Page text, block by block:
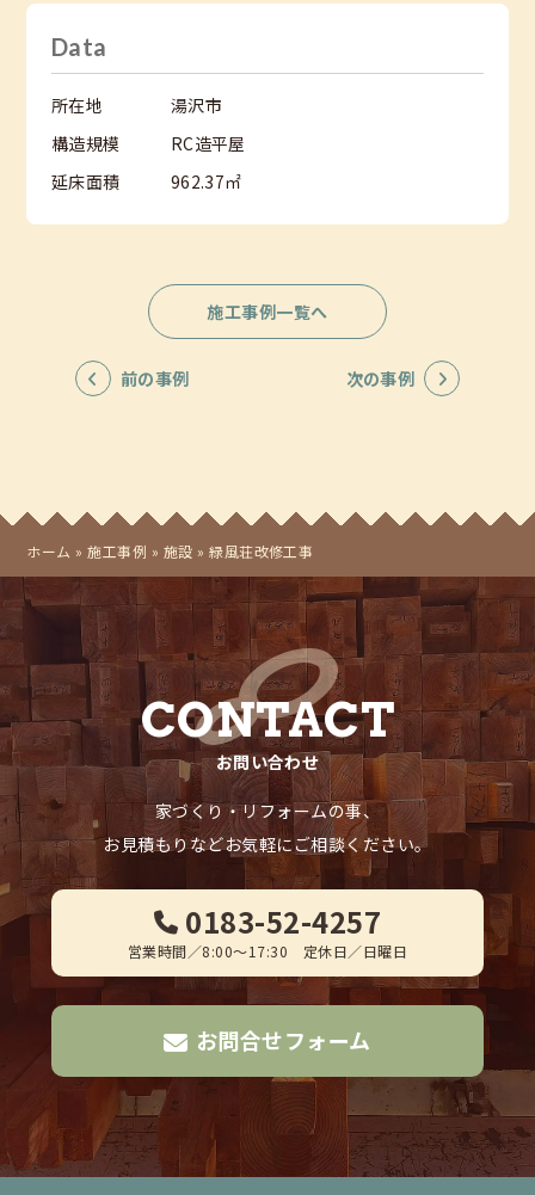
採用情報
数字で紐解く三友建築所
お知らせ
お問い合わせ
株式会社三友建築所
〒019-0204
秋田県湯沢市横堀字六郎川原22番地9
TEL. 0183-52-4257
FAX. 0183-52-3502
Official Instagram
Data
所在地
湯沢市
構造規模
RC造平屋
延床面積
962.37㎡
前の事例
施工事例一覧へ
次の事例
ホーム »施工事例 » 施設 »緑風荘改修工事
CONTACT
お問い合わせ
家づくり・リフォームの事、
お見積もりなどお気軽にご相談ください。
0183-52-4257
営業時間／8:00～17:30 定休日／日曜日
お問合せフォーム